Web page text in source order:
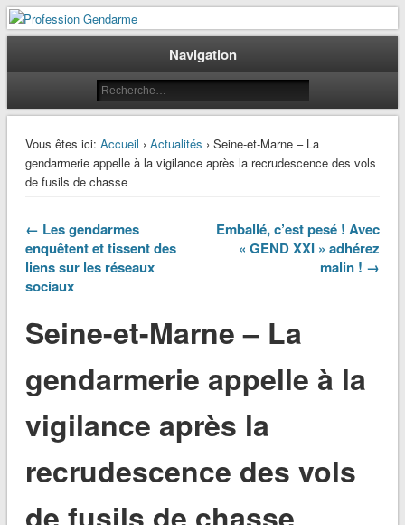
Profession Gendarme
Le journal des gendarmes
Navigation
Vous êtes ici: Accueil › Actualités › Seine-et-Marne – La
gendarmerie appelle à la vigilance après la recrudescence des vols
de fusils de chasse
← Les gendarmes
enquêtent et tissent des
liens sur les réseaux
sociaux
Emballé, c’est pesé ! Avec
« GEND XXI » adhérez
malin ! →
Seine-et-Marne – La
gendarmerie appelle à la
vigilance après la
recrudescence des vols